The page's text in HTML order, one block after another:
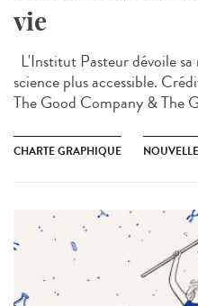
vie
L'Institut Pasteur dévoile
science plus accessible.
The Good Company & The
CHARTE GRAPHIQUE